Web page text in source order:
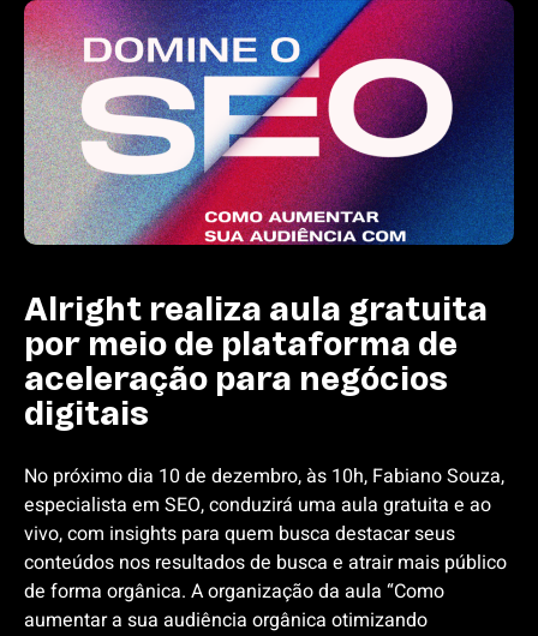
Alright realiza aula gratuita
por meio de plataforma de
aceleração para negócios
digitais
No próximo dia 10 de dezembro, às 10h, Fabiano Souza,
especialista em SEO, conduzirá uma aula gratuita e ao
vivo, com insights para quem busca destacar seus
conteúdos nos resultados de busca e atrair mais público
de forma orgânica. A organização da aula “Como
aumentar a sua audiência orgânica otimizando